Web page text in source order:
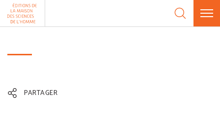
Aller au contenu
PARTAGER
Panneau de gestion des cookies